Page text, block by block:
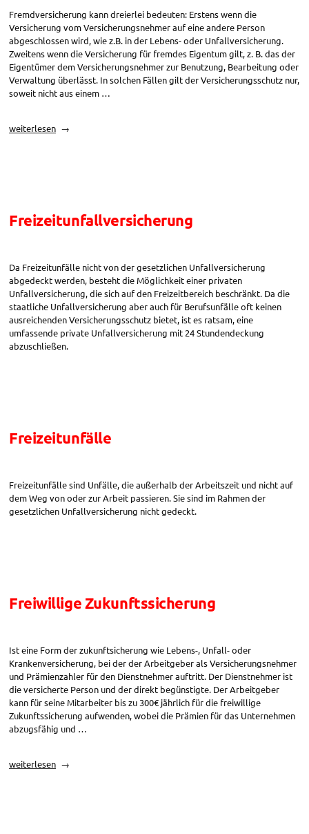
Fremdversicherung kann dreierlei bedeuten: Erstens wenn die
Versicherung vom Versicherungsnehmer auf eine andere Person
abgeschlossen wird, wie z.B. in der Lebens- oder Unfallversicherung.
Zweitens wenn die Versicherung für fremdes Eigentum gilt, z. B. das der
Eigentümer dem Versicherungsnehmer zur Benutzung, Bearbeitung oder
Verwaltung überlässt. In solchen Fällen gilt der Versicherungsschutz nur,
soweit nicht aus einem …
„Fremdversicherung“
weiterlesen
Freizeitunfallversicherung
Da Freizeitunfälle nicht von der gesetzlichen Unfallversicherung
abgedeckt werden, besteht die Möglichkeit einer privaten
Unfallversicherung, die sich auf den Freizeitbereich beschränkt. Da die
staatliche Unfallversicherung aber auch für Berufsunfälle oft keinen
ausreichenden Versicherungsschutz bietet, ist es ratsam, eine
umfassende private Unfallversicherung mit 24 Stundendeckung
abzuschließen.
Freizeitunfälle
Freizeitunfälle sind Unfälle, die außerhalb der Arbeitszeit und nicht auf
dem Weg von oder zur Arbeit passieren. Sie sind im Rahmen der
gesetzlichen Unfallversicherung nicht gedeckt.
Freiwillige Zukunftssicherung
Ist eine Form der zukunftsicherung wie Lebens-, Unfall- oder
Krankenversicherung, bei der der Arbeitgeber als Versicherungsnehmer
und Prämienzahler für den Dienstnehmer auftritt. Der Dienstnehmer ist
die versicherte Person und der direkt begünstigte. Der Arbeitgeber
kann für seine Mitarbeiter bis zu 300€ jährlich für die freiwillige
Zukunftssicherung aufwenden, wobei die Prämien für das Unternehmen
abzugsfähig und …
„Freiwillige
weiterlesen